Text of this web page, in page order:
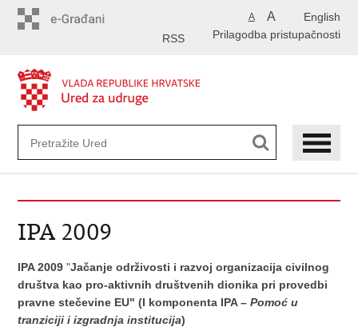
English
A A
Prilagodba pristupačnosti
RSS
IPA 2009
IPA 2009 "Jačanje održivosti i razvoj organizacija civilnog
društva kao pro-aktivnih društvenih dionika pri provedbi
pravne stečevine EU" (I komponenta IPA –Pomoć u
tranziciji i izgradnja institucija)